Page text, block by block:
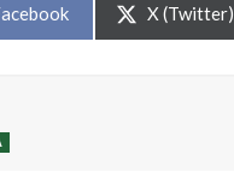
Share
on
X (Twitter)